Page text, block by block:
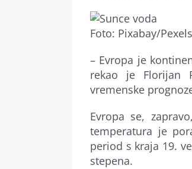
Foto: Pixabay/Pexels
– Evropa je
rekao je Florijan
vremenske
Evropa se,
temperatura je
period s kraja 19.
stepena.